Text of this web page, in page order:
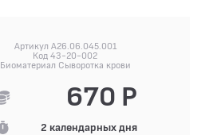
Артикул A26.06.045.001
Код 43-20-002
Биоматериал Сыворотка крови
670 Р
2 календарных дня